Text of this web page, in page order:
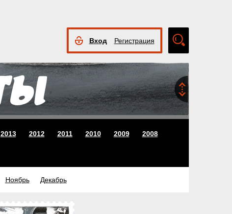
Вход Регистрация
поиск
2013 2012 2011 2010 2009 2008
Ноябрь Декабрь